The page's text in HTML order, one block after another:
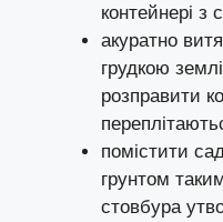
контейнері з
акуратно
грудкою
розправити
помістити
грунтом
стовбура